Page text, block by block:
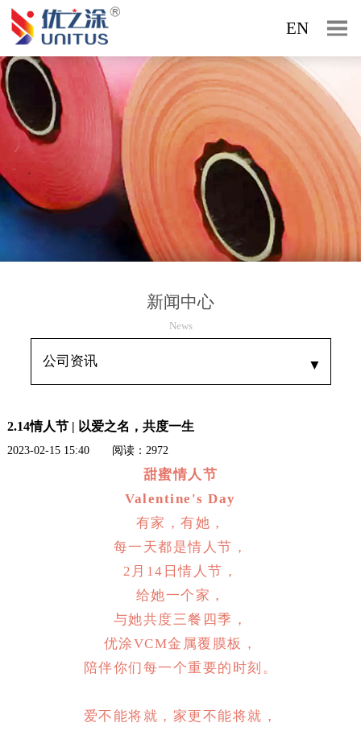
EN
新闻中心
News
公司资讯 ▼
2.14情人节 | 以爱之名，共度一生
2023-02-15 15:40 阅读：2972
甜蜜情人节
Valentine's Day
有家，有她，
每一天都是情人节，
2月14日情人节，
给她一个家，
与她共度三餐四季，
优涂VCM金属覆膜板，
陪伴你们每一个重要的时刻。
爱不能将就，家更不能将就，